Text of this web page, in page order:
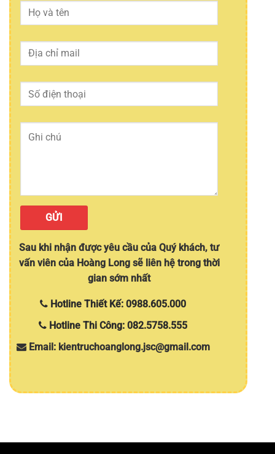
Sau khi nhận được yêu cầu của Quý khách, tư
vấn viên của Hoàng Long sẽ liên hệ trong thời
gian sớm nhất
Hotline Thiết Kế: 0988.605.000
Hotline Thi Công: 082.5758.555
Email: kientruchoanglong.jsc@gmail.com